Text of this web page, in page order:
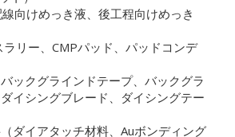
向けめっき液、後工程向けめっき
ラリー、CMPパッド、パッドコンデ
ックグラインドテープ、バックグラ
イシングブレード、ダイシングテー
ダイアタッチ材料、Auボンディング